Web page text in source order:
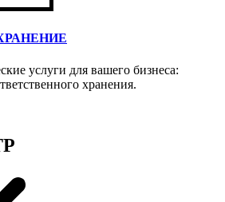
услуги для вашего бизнеса:
хранения.